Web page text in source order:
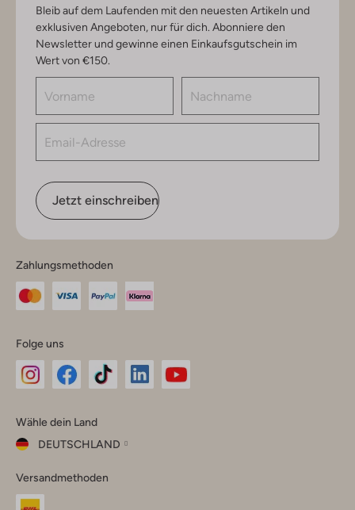
Bleib auf dem Laufenden mit den neuesten Artikeln und
exklusiven Angeboten, nur für dich. Abonniere den
Newsletter und gewinne einen Einkaufsgutschein im
Wert von €150.
Jetzt einschreiben
Zahlungsmethoden
Folge uns
Instagram
Facebook
TikTok
Wähle dein Land
DEUTSCHLAND
dein
Land
Versandmethoden